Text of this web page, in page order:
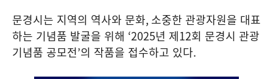
문경시는 지역의 역사와 문화, 소중한 관광자원을 대표
하는 기념품 발굴을 위해 ‘2025년 제12회 문경시 관광
기념품 공모전’의 작품을 접수하고 있다.